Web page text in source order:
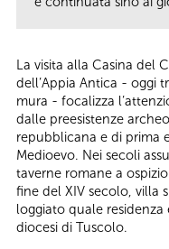
La visita alla Casina del
dell’Appia Antica - oggi
mura - focalizza
dalle preesistenze
repubblicana e di prima
Medioevo. Nei secoli
taverne romane a
fine del XIV secolo, villa
loggiato quale
diocesi di Tuscolo.